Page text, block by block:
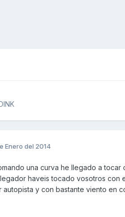
Enero del 2014
una curva he llegado a
haveis tocado vosotros con
autopista y con bastante viento en